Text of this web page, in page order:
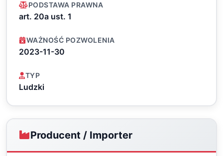
PODSTAWA PRAWNA
art. 20a ust. 1
WAŻNOŚĆ POZWOLENIA
2023-11-30
TYP
Ludzki
Producent / Importer